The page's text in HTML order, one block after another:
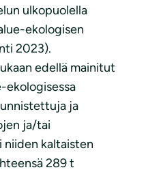
ulkopuolella
ekologisen
2023).
edellä mainitut
ekologisessa
ja
ja/tai
niiden kaltaisten
289 t